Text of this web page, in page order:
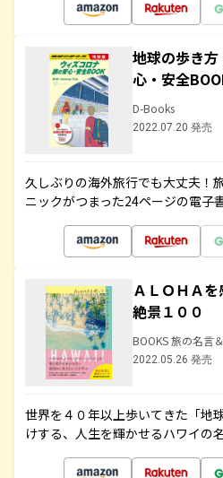
地球の歩き
心・安全
D-Books
2022.07.20 発売
久しぶりの海外旅行でも大丈夫！
ニックがつまった24ページの電子
ＡＬＯＨＡ
絶景１００
BOOKS 旅の名言
2022.05.26 発売
世界を４０年以上歩いてきた「地
けする、人生を輝かせるハワイの